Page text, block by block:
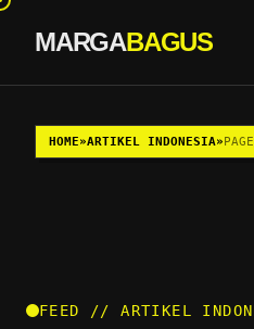
Skip to content
MARGABAGUS
HOME»ARTIKEL INDONESIA»
FEED // ARTIKEL